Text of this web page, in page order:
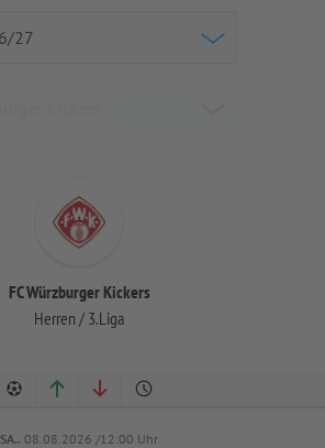
FC Würzburger Kickers
Herren / 3.Liga
SA.. 08.08.2026 /12:00 Uhr